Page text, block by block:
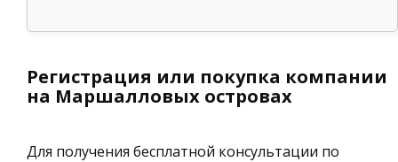
Регистрация или покупка компании
на Маршалловых островах
Для получения бесплатной консультации по